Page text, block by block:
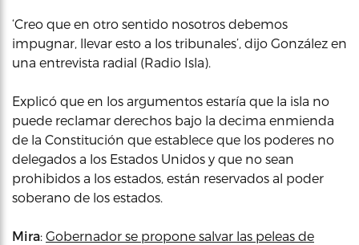
‘Creo que en otro sentido nosotros debemos
impugnar, llevar esto a los tribunales’, dijo González en
una entrevista radial (Radio Isla).
Explicó que en los argumentos estaría que la isla no
puede reclamar derechos bajo la decima enmienda
de la Constitución que establece que los poderes no
delegados a los Estados Unidos y que no sean
prohibidos a los estados, están reservados al poder
soberano de los estados.
Mira: Gobernador se propone salvar las peleas de